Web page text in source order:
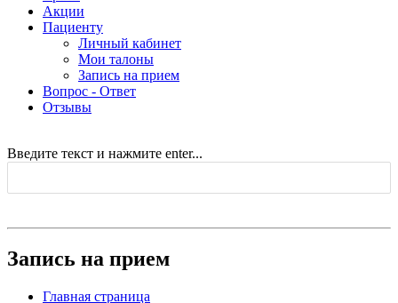
Акции
Пациенту
Личный кабинет
Мои талоны
Запись на прием
Вопрос - Ответ
Отзывы
Введите текст и нажмите enter...
Запись на прием
Главная страница